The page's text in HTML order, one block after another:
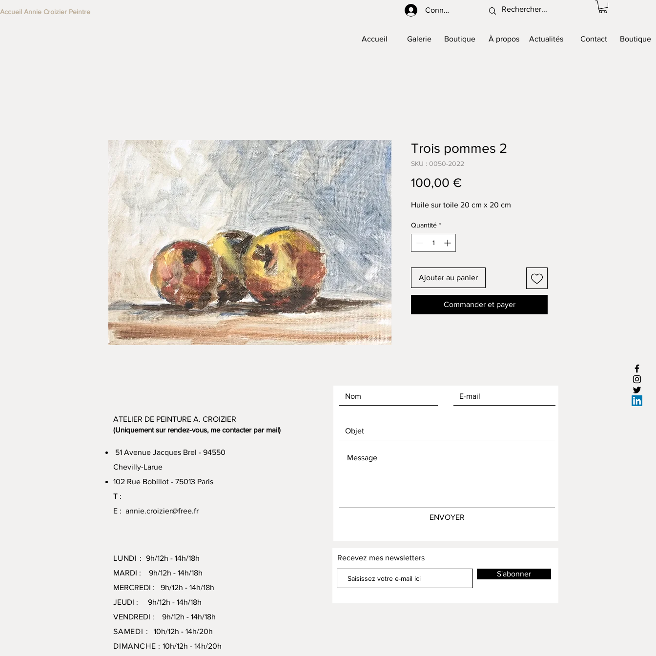
Accueil Annie Croizier Peintre Connexion
Accueil Galerie Boutique À propos Actualités Contact Boutique
Trois pommes 2
SKU : 0050-2022
100,00 €Prix
Huile sur toile 20 cm x 20 cm
Quantité *
Ajouter au panier
Commander et payer
ATELIER DE PEINTURE A. CROIZIER
(Uniquement sur rendez-vous, me contacter par mail)
51 Avenue Jacques Brel - 94550
Chevilly-Larue
102 Rue Bobillot - 75013 Paris
T :
E : annie.croizier@free.fr
ENVOYER
LUNDI : 9h/12h - 14h/18h
MARDI : 9h/12h - 14h/18h
MERCREDI : 9h/12h - 14h/18h
JEUDI : 9h/12h - 14h/18h
VENDREDI : 9h/12h - 14h/18h
SAMEDI : 10h/12h - 14h/20h
DIMANCHE : 10h/12h - 14h/20h
Recevez mes newsletters
S'abonner